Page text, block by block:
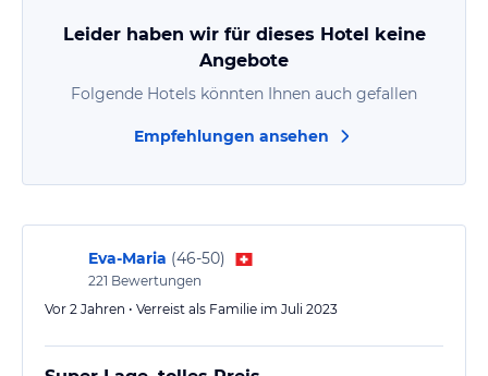
Leider haben wir für dieses Hotel keine
Angebote
Folgende Hotels könnten Ihnen auch gefallen
Empfehlungen ansehen
Eva-Maria (46-50)
221 Bewertungen
Vor 2 Jahren • Verreist als Familie im Juli 2023